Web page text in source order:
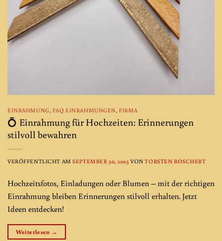
EINRAHMUNG , FAQ EINRAHMUNGEN ,FIRMA
💍 Einrahmung für Hochzeiten: Erinnerungen
stilvoll bewahren
VERÖFFENTLICHT AMSEPTEMBER 30, 2025 VONTORSTEN BOSCHERT
Hochzeitsfotos, Einladungen oder Blumen – mit der richtigen
Einrahmung bleiben Erinnerungen stilvoll erhalten. Jetzt
Ideen entdecken!
Weiterlesen →